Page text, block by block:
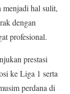
menjadi hal sulit,
dengan
profesional.
prestasi
ke Liga 1 serta
perdana di